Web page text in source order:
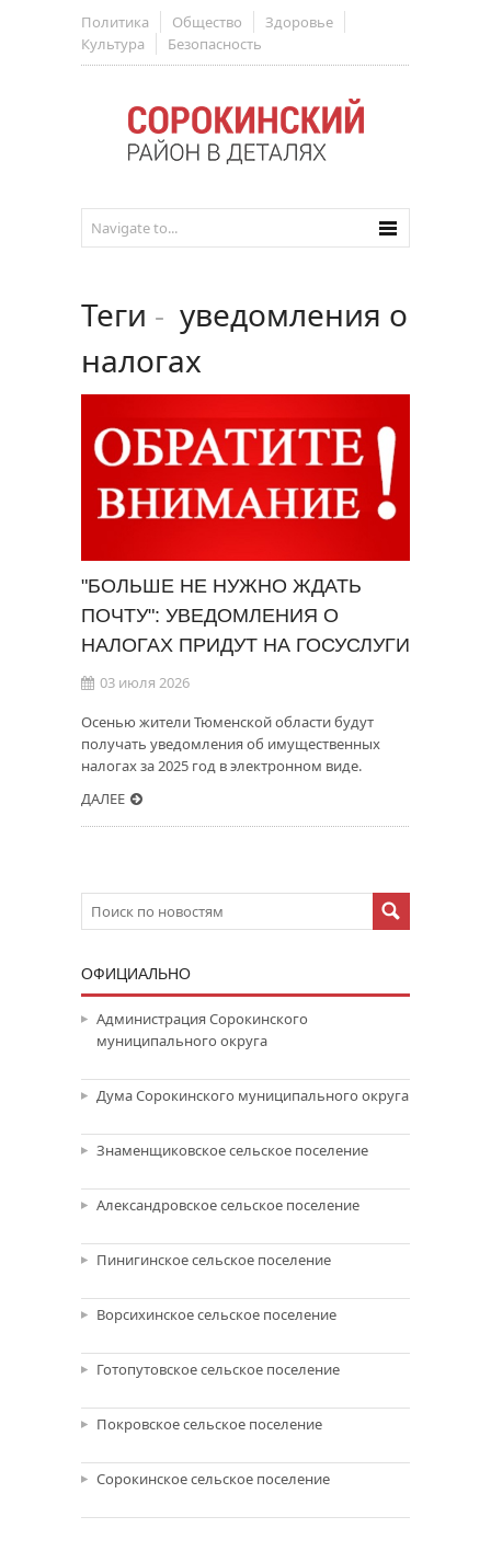
Политика Общество
Здоровье
Культура
Безопасность
Теги - уведомления о
налогах
"БОЛЬШЕ НЕ НУЖНО ЖДАТЬ
ПОЧТУ": УВЕДОМЛЕНИЯ О
НАЛОГАХ ПРИДУТ НА ГОСУСЛУГИ
03 июля 2026
Осенью жители Тюменской области будут
получать уведомления об имущественных
налогах за 2025 год в электронном виде.
ДАЛЕЕ
ОФИЦИАЛЬНО
Администрация Сорокинского
муниципального округа
Дума Сорокинского муниципального округа
Знаменщиковское сельское поселение
Александровское сельское поселение
Пинигинское сельское поселение
Ворсихинское сельское поселение
Готопутовское сельское поселение
Покровское сельское поселение
Сорокинское сельское поселение